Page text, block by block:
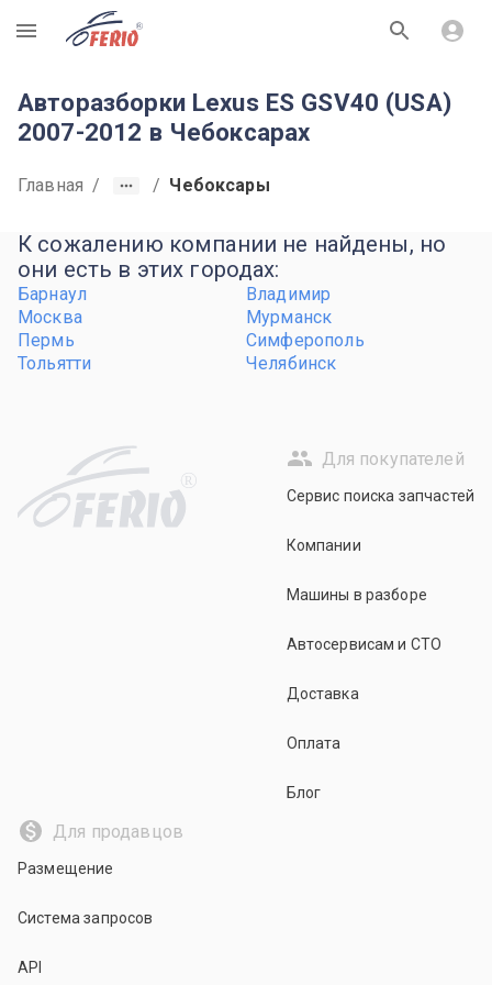
R
Авторазборки Lexus ES GSV40 (USA)
2007-2012 в Чебоксарах
Главная / / Чебоксары
К сожалению компании не найдены, но
они есть в этих городах:
Барнаул
Владимир
Москва
Мурманск
Пермь
Симферополь
Тольятти
Челябинск
R
Для покупателей
Сервис поиска запчастей
Компании
Машины в разборе
Автосервисам и СТО
Доставка
Оплата
Блог
Для продавцов
Размещение
Система запросов
API